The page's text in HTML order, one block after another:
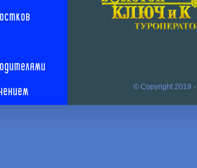
© Copyright 2019 -